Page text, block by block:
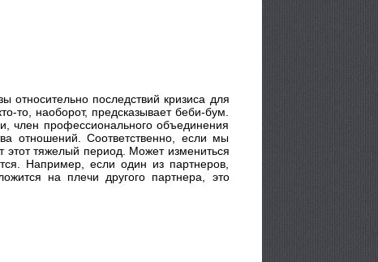
последствий кризиса для
то, наоборот, предсказывает беби-бум.
член профессионального объединения
отношений. Соответственно, если мы
этот тяжелый период. Может измениться
Например, если один из партнеров,
на плечи другого партнера, это